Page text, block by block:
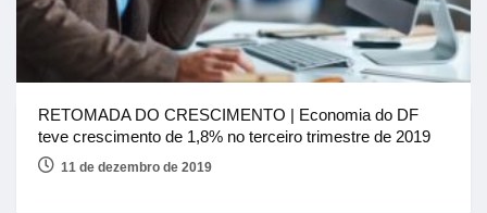
RETOMADA DO CRESCIMENTO | Economia do DF
teve crescimento de 1,8% no terceiro trimestre de 2019
11 de dezembro de 2019